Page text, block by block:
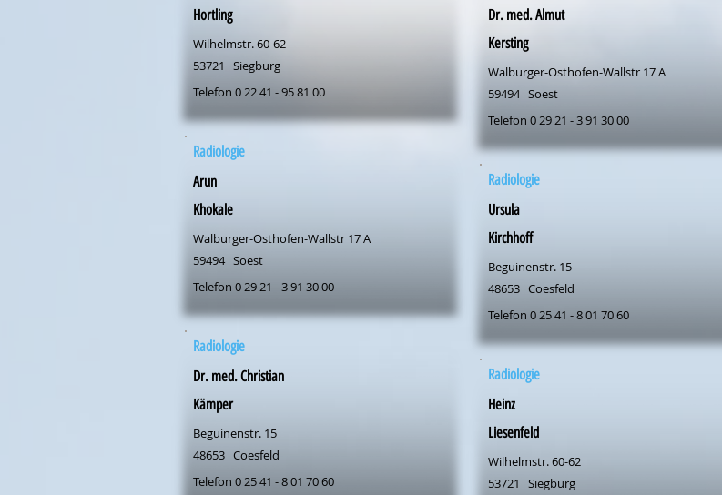
Hortling
Wilhelmstr. 60-62
53721
Siegburg
Telefon 0 22 41 - 95 81 00
Radiologie
Arun
Khokale
Walburger-Osthofen-Wallstr 17 A
59494 Soest
Telefon 0 29 21 - 3 91 30 00
Radiologie
Dr. med. Christian
Kämper
Beguinenstr. 15
48653 Coesfeld
Telefon 0 25 41 - 8 01 70 60
Dr. med. Almut
Kersting
Walburger-Osthofen-Wallstr 17 A
59494 Soest
Telefon 0 29 21 - 3 91 30 00
Radiologie
Ursula
Kirchhoff
Beguinenstr. 15
48653 Coesfeld
Telefon 0 25 41 - 8 01 70 60
Radiologie
Heinz
Liesenfeld
Wilhelmstr. 60-62
53721
Siegburg